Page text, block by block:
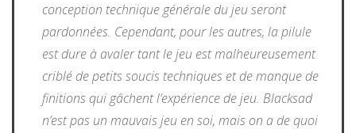
conception technique générale du jeu seront
pardonnées. Cependant, pour les autres, la pilule
est dure à avaler tant le jeu est malheureusement
criblé de petits soucis techniques et de manque de
finitions qui gâchent l’expérience de jeu. Blacksad
n’est pas un mauvais jeu en soi, mais on a de quoi